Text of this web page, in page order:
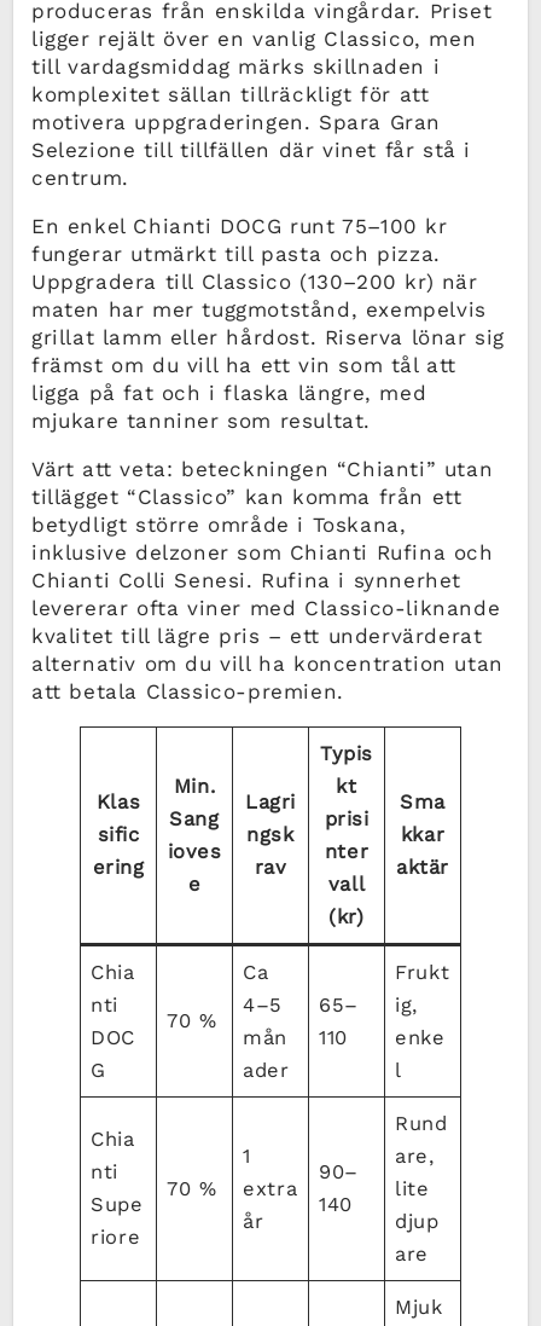
produceras från enskilda vingårdar. Priset
ligger rejält över en vanlig Classico, men
till vardagsmiddag märks skillnaden i
komplexitet sällan tillräckligt för att
motivera uppgraderingen. Spara Gran
Selezione till tillfällen där vinet får stå i
centrum.
En enkel Chianti DOCG runt 75–100 kr
fungerar utmärkt till pasta och pizza.
Uppgradera till Classico (130–200 kr) när
maten har mer tuggmotstånd, exempelvis
grillat lamm eller hårdost. Riserva lönar sig
främst om du vill ha ett vin som tål att
ligga på fat och i flaska längre, med
mjukare tanniner som resultat.
Värt att veta: beteckningen “Chianti” utan
tillägget “Classico” kan komma från ett
betydligt större område i Toskana,
inklusive delzoner som Chianti Rufina och
Chianti Colli Senesi. Rufina i synnerhet
levererar ofta viner med Classico-liknande
kvalitet till lägre pris – ett undervärderat
alternativ om du vill ha koncentration utan
att betala Classico-premien.
Klas
sific
ering
Min.
Sang
ioves
e
Lagri
ngsk
rav
Typis
kt
prisi
nter
vall
(kr)
Sma
kkar
aktär
Chia
nti
DOC
G
70 %
Ca
4–5
mån
ader
65–
110
Frukt
ig,
enke
l
Chia
nti
Supe
riore
70 %
1
extra
år
90–
140
Rund
are,
lite
djup
are
Mjuk